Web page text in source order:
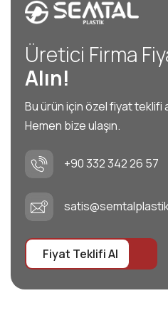
Üretici Firma
Alın!
Bu ürün için özel fiyat teklifi
Hemen bize ulaşın.
+90 332 342 26 57
Fiyat Teklifi Al